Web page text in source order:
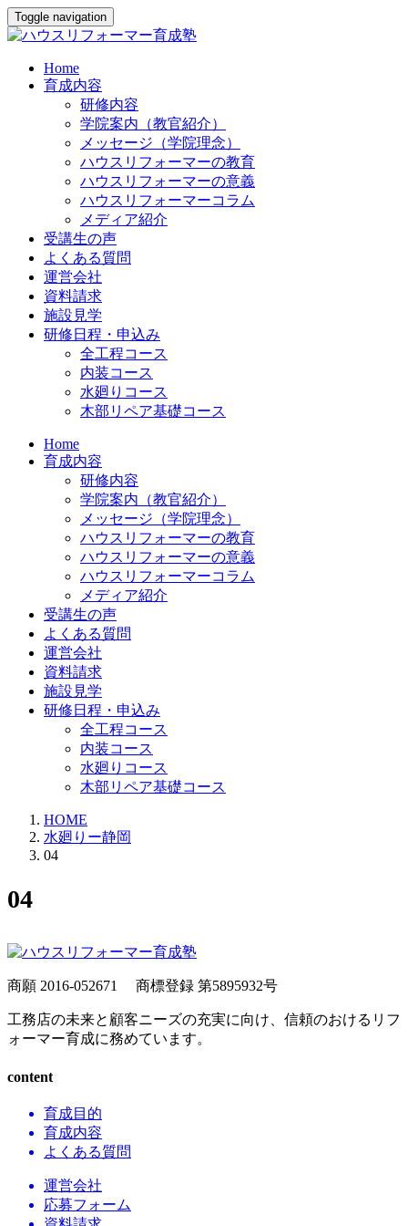
Toggle navigation
Home
育成内容
研修内容
学院案内（教官紹介）
メッセージ（学院理念）
ハウスリフォーマーの教育
ハウスリフォーマーの意義
ハウスリフォーマーコラム
メディア紹介
受講生の声
よくある質問
運営会社
資料請求
施設見学
研修日程・申込み
全工程コース
内装コース
水廻りコース
木部リペア基礎コース
Home
育成内容
研修内容
学院案内（教官紹介）
メッセージ（学院理念）
ハウスリフォーマーの教育
ハウスリフォーマーの意義
ハウスリフォーマーコラム
メディア紹介
受講生の声
よくある質問
運営会社
資料請求
施設見学
研修日程・申込み
全工程コース
内装コース
水廻りコース
木部リペア基礎コース
HOME
水廻りー静岡
04
04
商願 2016-052671 商標登録 第5895932号
工務店の未来と顧客ニーズの充実に向け、信頼のおけるリフ
ォーマー育成に務めています。
content
育成目的
育成内容
よくある質問
運営会社
応募フォーム